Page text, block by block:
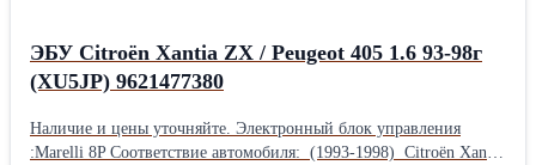
ЭБУ Citroën Xantia ZX / Peugeot 405 1.6 93-98г
(XU5JP) 9621477380
Наличие и цены уточняйте. Электронный блок управления
:Marelli 8P Соответствие автомобиля: (1993-1998) Citroën Xantia